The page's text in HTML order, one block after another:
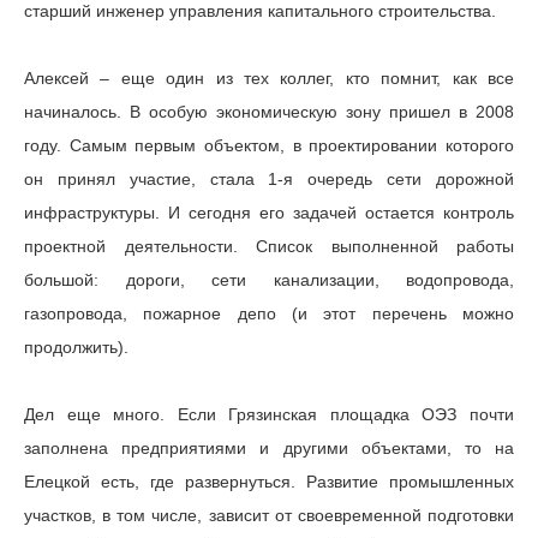
старший инженер управления капитального строительства.
Алексей – еще один из тех коллег, кто помнит, как все
начиналось. В особую экономическую зону пришел в 2008
году. Самым первым объектом, в проектировании которого
он принял участие, стала 1-я очередь сети дорожной
инфраструктуры. И сегодня его задачей остается контроль
проектной деятельности. Список выполненной работы
большой: дороги, сети канализации, водопровода,
газопровода, пожарное депо (и этот перечень можно
продолжить).
Дел еще много. Если Грязинская площадка ОЭЗ почти
заполнена предприятиями и другими объектами, то на
Елецкой есть, где развернуться. Развитие промышленных
участков, в том числе, зависит от своевременной подготовки